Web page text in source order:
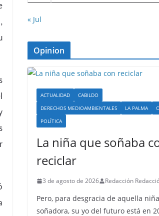
« Jul
Opinion
ACTUALIDAD
CABILDO
DERECHOS MEDIOAMBIENTALES
LA PALMA
POLÍTICA
La niña que soñaba
reciclar
3 de agosto de 2026 Redacción
Pero, para desgracia de aquella niña
soñadora, su yo del futuro está en